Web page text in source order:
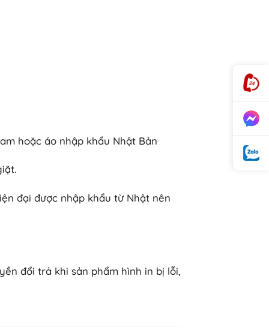
hoặc áo nhập khẩu Nhật Bản
đại được nhập khẩu từ Nhật nên
đổi trả khi sản phẩm hình in bị lỗi,